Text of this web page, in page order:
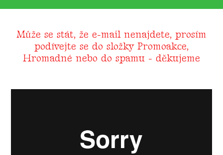
Může se stát, že e-mail nenajdete, prosím
podívejte se do složky Promoakce,
Hromadné nebo do spamu - děkujeme